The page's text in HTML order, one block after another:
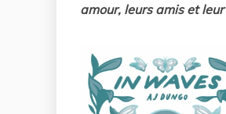
amour, leurs amis et